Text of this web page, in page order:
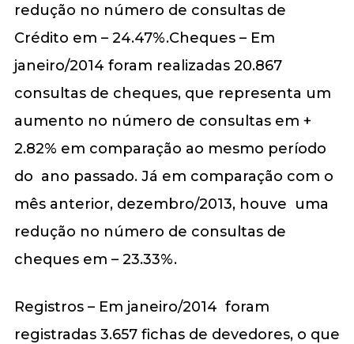
redução no número de consultas de
Crédito em – 24.47%.Cheques – Em
janeiro/2014 foram realizadas 20.867
consultas de cheques, que representa um
aumento no número de consultas em +
2.82% em comparação ao mesmo período
do ano passado. Já em comparação com o
mês anterior, dezembro/2013, houve uma
redução no número de consultas de
cheques em – 23.33%.
Registros – Em janeiro/2014 foram
registradas 3.657 fichas de devedores, o que